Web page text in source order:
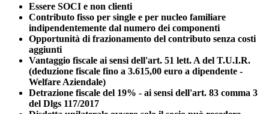
Essere SOCI e non clienti
Contributo fisso per single e per nucleo familiare
indipendentemente dal numero dei componenti
Opportunità di frazionamento del contributo senza costi
aggiunti
Vantaggio fiscale ai sensi dell'art. 51 lett. A del T.U.I.R.
(deduzione fiscale fino a 3.615,00 euro a dipendente -
Welfare Aziendale)
Detrazione fiscale del 19% - ai sensi dell'art. 83 comma 3
del Dlgs 117/2017